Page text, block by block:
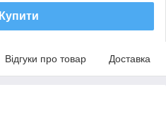
Купити
Відгуки про товар Доставка